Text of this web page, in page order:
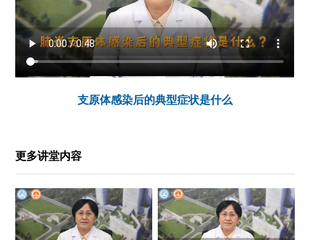
支原体感染后的典型症状是什么
更多讲堂内容